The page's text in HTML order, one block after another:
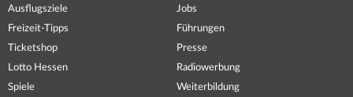
Ausflugsziele
Freizeit-Tipps
Ticketshop
Lotto Hessen
Spiele
Jobs
Führungen
Presse
Radiowerbung
Weiterbildung